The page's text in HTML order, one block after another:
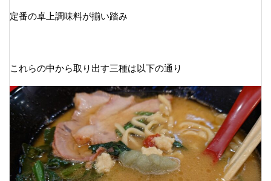
定番の卓上調味料が揃い踏み
これらの中から取り出す三種は以下の通り